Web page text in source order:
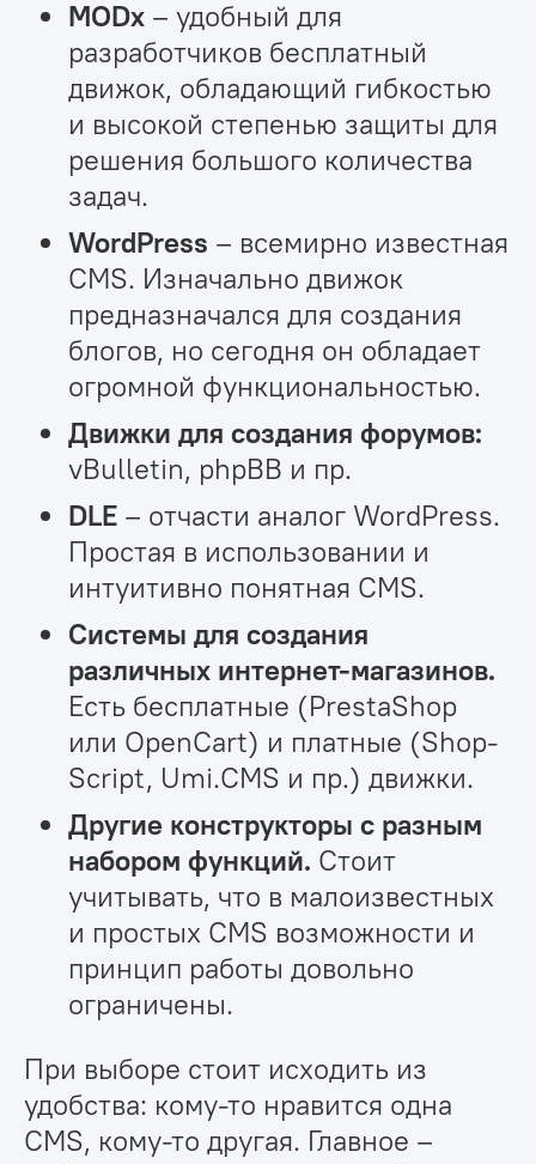
MODx – удобный для
разработчиков бесплатный
движок, обладающий гибкостью
и высокой степенью защиты для
решения большого количества
задач.
WordPress – всемирно известная
CMS. Изначально движок
предназначался для создания
блогов, но сегодня он обладает
огромной функциональностью.
Движки для создания форумов:
vBulletin, phpBB и пр.
DLE – отчасти аналог WordPress.
Простая в использовании и
интуитивно понятная CMS.
Системы для создания
различных интернет-магазинов.
Есть бесплатные (PrestaShop
или OpenCart) и платные (Shop-
Script, Umi.CMS и пр.) движки.
Другие конструкторы с разным
набором функций. Стоит
учитывать, что в малоизвестных
и простых CMS возможности и
принцип работы довольно
ограничены.
При выборе стоит исходить из
удобства: кому-то нравится одна
CMS, кому-то другая. Главное –